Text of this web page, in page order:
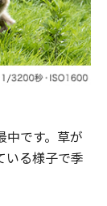
中です。草が
いる様子で季